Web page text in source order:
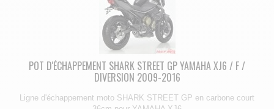
POT D'ÉCHAPPEMENT SHARK STREET GP YAMAHA XJ6 / F /
DIVERSION 2009-2016
Ligne d'échappement moto SHARK STREET GP en carbone court